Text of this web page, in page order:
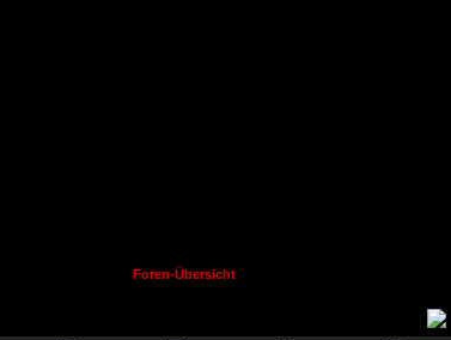
Foren-Übersicht